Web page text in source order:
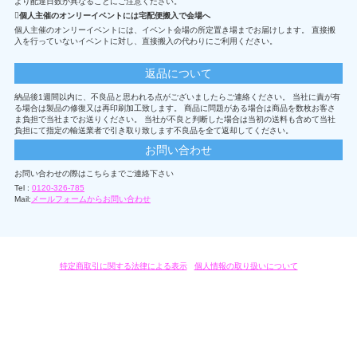
個人主催のオンリーイベントには宅配便搬入で会場へ
個人主催のオンリーイベントには、イベント会場の所定置き場までお届けします。 直接搬
入を行っていないイベントに対し、直接搬入の代わりにご利用ください。
返品について
納品後1週間以内に、不良品と思われる点がございましたらご連絡ください。 当社に責が有
る場合は製品の修復又は再印刷加工致します。 商品に問題がある場合は商品を数枚お客さ
ま負担で当社までお送りください。 当社が不良と判断した場合は当初の送料も含めて当社
負担にて指定の輸送業者で引き取り致します不良品を全て返却してください。
お問い合わせ
お問い合わせの際はこちらまでご連絡下さい
Tel : 0120-326-785
Mail: メールフォームからお問い合わせ
特定商取引に関する法律による表示/ 個人情報の取り扱いについて